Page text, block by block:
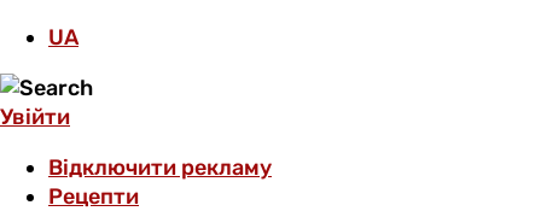
UA
Увійти
Відключити рекламу
Рецепти